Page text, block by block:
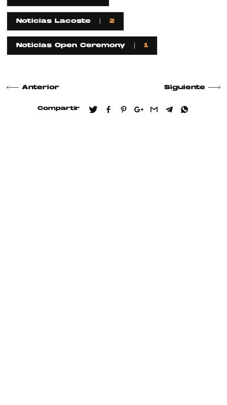
Noticias Lacoste 2
Noticias Open Ceremony 1
Anterior Siguiente
Compartir